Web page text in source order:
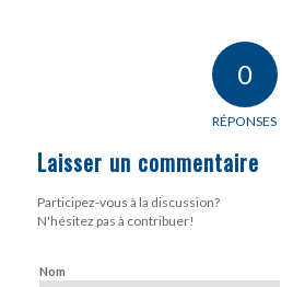
0
RÉPONSES
Laisser un commentaire
Participez-vous à la discussion?
N'hésitez pas à contribuer!
Nom